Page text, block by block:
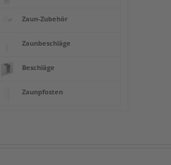
Zaun-Zubehör
Zaunbeschläge
Beschläge
Zaunpfosten